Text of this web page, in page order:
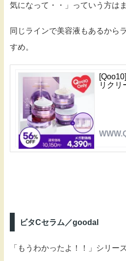
気になって・・」っていう方は
同じラインで美容液もあるから
すめ。
リクリ
ビタCセラム／goodal
「もうわかったよ！！」シリー